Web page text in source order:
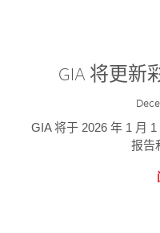
GIA 将更新
GIA 将于 2026 年 1 月
报告